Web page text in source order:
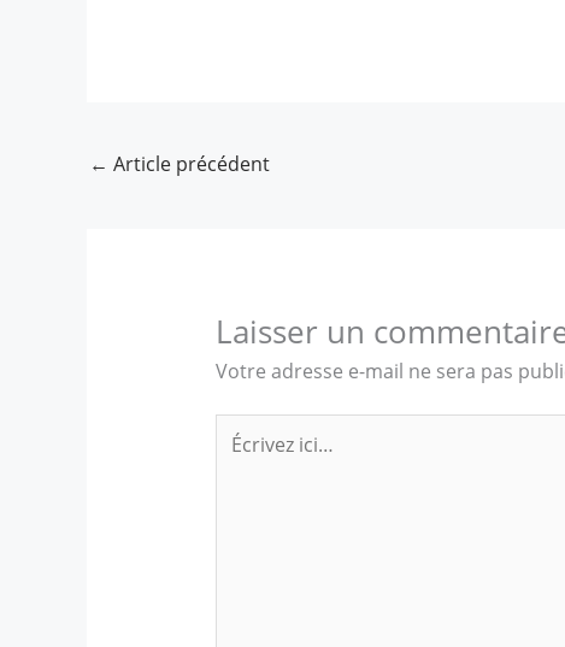
← Article précédent
Laisser un
Votre adresse e-mail ne sera pas
Écrivez
ici…